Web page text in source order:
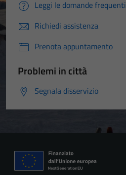
Leggi le domande frequenti
Richiedi assistenza
Prenota appuntamento
Problemi in città
Segnala disservizio